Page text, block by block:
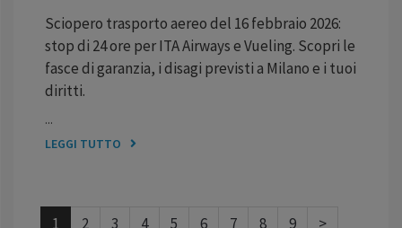
Sciopero trasporto aereo del 16 febbraio 2026:
stop di 24 ore per ITA Airways e Vueling. Scopri le
fasce di garanzia, i disagi previsti a Milano e i tuoi
diritti.
...
LEGGI TUTTO
1 2 3 4 5 6 7 8 9
>